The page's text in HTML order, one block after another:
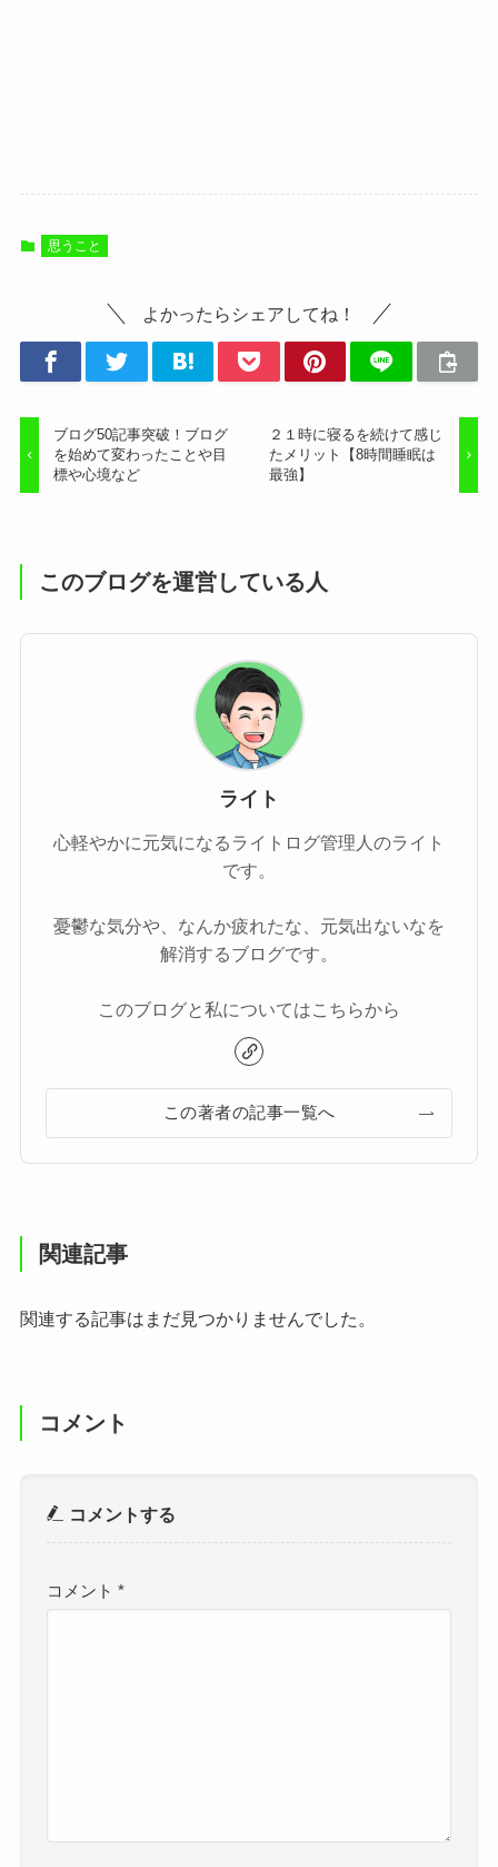
思うこと
よかったらシェアしてね！
ブログ50記事突破！ブログ
を始めて変わったことや目
標や心境など
２１時に寝るを続けて感じ
たメリット【8時間睡眠は
最強】
このブログを運営している人
ライト
心軽やかに元気になるライトログ管理人のライト
です。
憂鬱な気分や、なんか疲れたな、元気出ないなを
解消するブログです。
このブログと私についてはこちらから
この著者の記事一覧へ
関連記事
関連する記事はまだ見つかりませんでした。
コメント
コメントする
コメント*